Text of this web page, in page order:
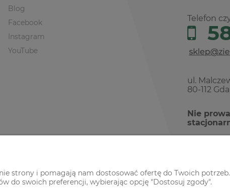
Telefon
ul.
80-112
Nie
Blog
Facebook
Instagram
YouTube
strony i pomagają nam dostosować ofertę do Twoich
do swoich preferencji, wybierając opcję "Dostosuj zgody".